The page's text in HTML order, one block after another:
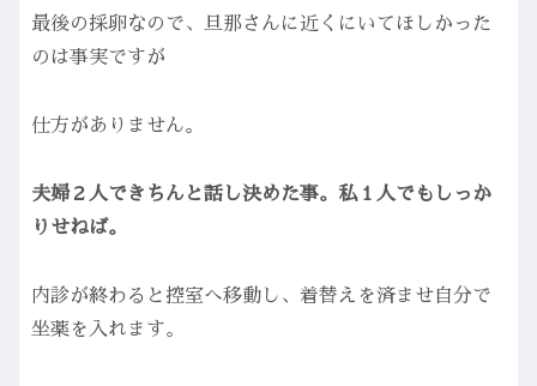
最後の採卵なので、旦那さんに近くにいてほしかった
のは事実ですが
仕方がありません。
夫婦２人できちんと話し決めた事。私１人でもしっか
りせねば。
内診が終わると控室へ移動し、着替えを済ませ自分で
坐薬を入れます。